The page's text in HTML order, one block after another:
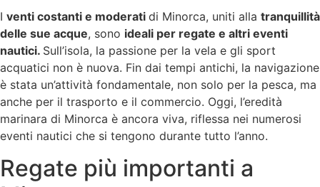
I venti costanti e moderati di Minorca, uniti alla tranquillità
delle sue acque, sono ideali per regate e altri eventi
nautici. Sull’isola, la passione per la vela e gli sport
acquatici non è nuova. Fin dai tempi antichi, la navigazione
è stata un’attività fondamentale, non solo per la pesca, ma
anche per il trasporto e il commercio. Oggi, l’eredità
marinara di Minorca è ancora viva, riflessa nei numerosi
eventi nautici che si tengono durante tutto l’anno.
Regate più importanti a